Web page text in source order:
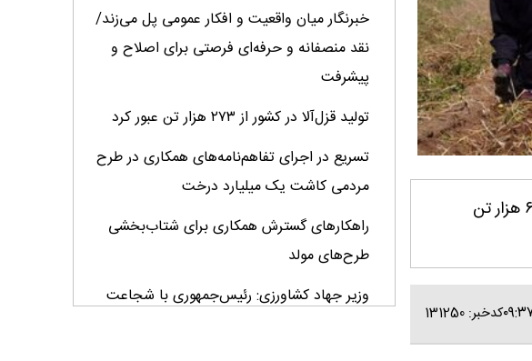
آذربایجان غربی- ایانا- مدیر زراعت سازمان جهاد کشاورزی آذربایجان‌غربی، گفت: امسال بیش از ۶۱ هزار تن
کدخبر: 131250
خبرنگار میان واقعیت و افکار عمومی پل می‌زند/
نقد منصفانه و حرفه‌ای فرصتی برای اصلاح و
پیشرفت
تولید قزل‌آلا در کشور از ۲۷۳ هزار تن عبور کرد
تسریع در اجرای تفاهم‌نامه‌های همکاری در طرح
مردمی کاشت یک میلیارد درخت
راهکارهای گسترش همکاری برای شتاب‌بخشی
طرح‌های مولد
وزیر جهاد کشاورزی: رئیس‌جمهوری با شجاعت